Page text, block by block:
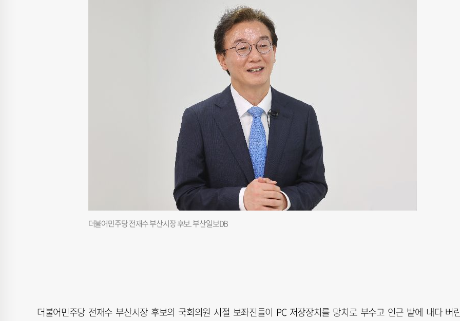
더불어민주당 전재수 부산시장 후보. 부산일보DB
더불어민주당 전재수 부산시장 후보의 국회의원 시절 보좌진들이 PC 저장장치를 망치로 부수고 인근 밭에 내다 버린